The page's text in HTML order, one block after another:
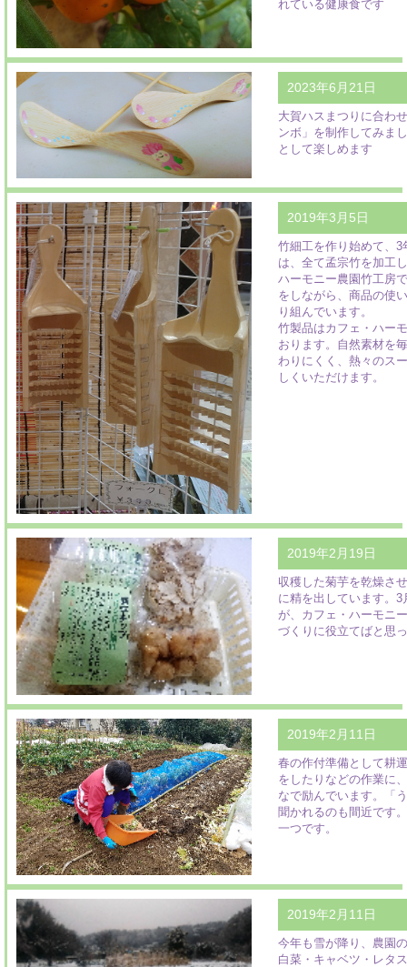
れている健康食です
2023年6月21日
大賀ハスまつりに合わ
ンボ」を制作してみま
として楽しめます
2019年3月5日
竹細工を作り始めて、
は、全て孟宗竹を加工
ハーモニー農園竹工房
をしながら、商品の使
り組んでいます。
竹製品はカフェ・ハー
おります。自然素材を
わりにくく、熱々のス
しくいただけます。
2019年2月19日
収穫した菊芋を乾燥さ
に精を出しています。
が、カフェ・ハーモニ
づくりに役立てばと思
2019年2月11日
春の作付準備として耕
をしたりなどの作業に
なで励んでいます。「
聞かれるのも間近です
一つです。
2019年2月11日
今年も雪が降り、農園
白菜・キャベツ・レタ